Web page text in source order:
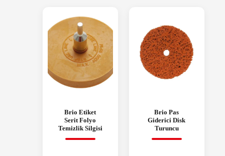
Brio Etiket
Serit Folyo
Temizlik Silgisi
Brio Pas
Giderici Disk
Turuncu